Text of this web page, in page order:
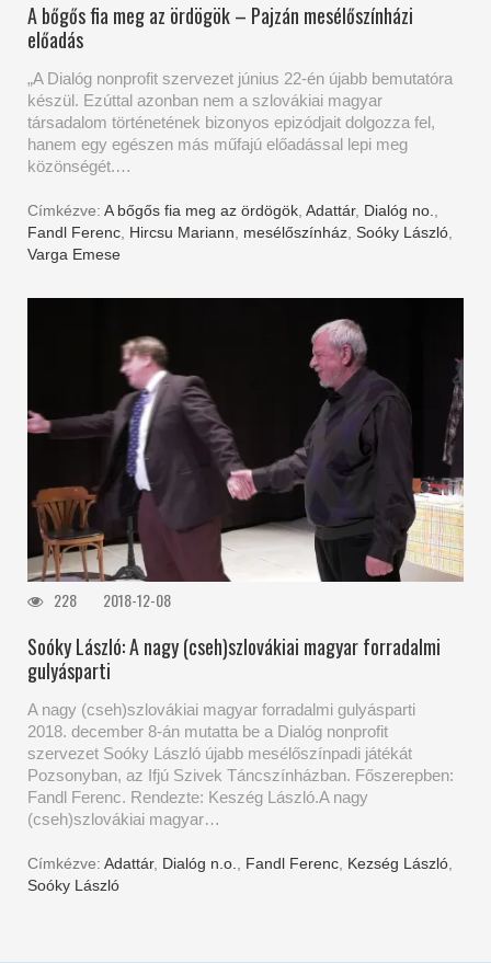
A bőgős fia meg az ördögök – Pajzán mesélőszínházi
előadás
„A Dialóg nonprofit szervezet június 22-én újabb bemutatóra
készül. Ezúttal azonban nem a szlovákiai magyar
társadalom történetének bizonyos epizódjait dolgozza fel,
hanem egy egészen más műfajú előadással lepi meg
közönségét.…
Címkézve: A bőgős fia meg az ördögök, Adattár, Dialóg no.,
Fandl Ferenc, Hircsu Mariann, mesélőszínház, Soóky László,
Varga Emese
228 2018-12-08
Soóky László: A nagy (cseh)szlovákiai magyar forradalmi
gulyásparti
A nagy (cseh)szlovákiai magyar forradalmi gulyásparti
2018. december 8-án mutatta be a Dialóg nonprofit
szervezet Soóky László újabb mesélőszínpadi játékát
Pozsonyban, az Ifjú Szivek Táncszínházban. Főszerepben:
Fandl Ferenc. Rendezte: Keszég László.A nagy
(cseh)szlovákiai magyar…
Címkézve: Adattár, Dialóg n.o. Fandl Ferenc Kezség László
Soóky László